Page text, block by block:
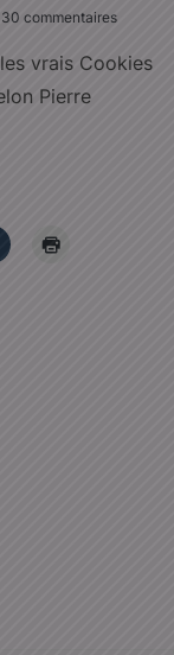
30 commentaires
vrais Cookies
Pierre